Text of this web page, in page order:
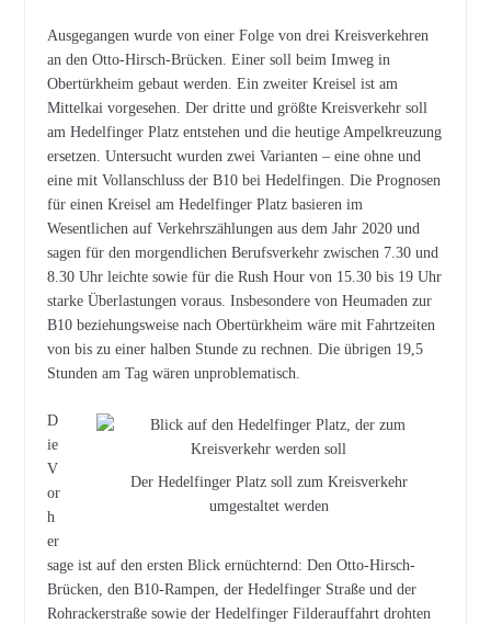
Ausgegangen wurde von einer Folge von drei Kreisverkehren
an den Otto-Hirsch-Brücken. Einer soll beim Imweg in
Obertürkheim gebaut werden. Ein zweiter Kreisel ist am
Mittelkai vorgesehen. Der dritte und größte Kreisverkehr soll
am Hedelfinger Platz entstehen und die heutige Ampelkreuzung
ersetzen. Untersucht wurden zwei Varianten – eine ohne und
eine mit Vollanschluss der B10 bei Hedelfingen. Die Prognosen
für einen Kreisel am Hedelfinger Platz basieren im
Wesentlichen auf Verkehrszählungen aus dem Jahr 2020 und
sagen für den morgendlichen Berufsverkehr zwischen 7.30 und
8.30 Uhr leichte sowie für die Rush Hour von 15.30 bis 19 Uhr
starke Überlastungen voraus. Insbesondere von Heumaden zur
B10 beziehungsweise nach Obertürkheim wäre mit Fahrtzeiten
von bis zu einer halben Stunde zu rechnen. Die übrigen 19,5
Stunden am Tag wären unproblematisch.
Der Hedelfinger Platz soll zum Kreisverkehr
umgestaltet werden
D
ie
V
or
h
er
sage ist auf den ersten Blick ernüchternd: Den Otto-Hirsch-
Brücken, den B10-Rampen, der Hedelfinger Straße und der
Rohrackerstraße sowie der Hedelfinger Filderauffahrt drohten